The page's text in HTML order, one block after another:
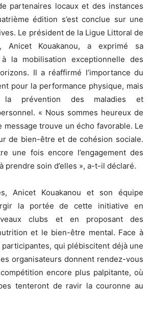
partenaires locaux et des instances
édition s’est conclue sur une
Le président de la Ligue Littoral de
Anicet Kouakanou, a exprimé sa
la mobilisation exceptionnelle des
Il a réaffirmé l’importance du
pour la performance physique, mais
la prévention des maladies et
« Nous sommes heureux de
trouve un écho favorable. Le
de bien-être et de cohésion sociale.
une fois encore l’engagement des
prendre soin d’elles », a-t-il déclaré.
Anicet Kouakanou et son équipe
la portée de cette initiative en
clubs et en proposant des
et le bien-être mental. Face à
participantes, qui plébiscitent déjà une
organisateurs donnent rendez-vous
encore plus palpitante, où
tenteront de ravir la couronne au